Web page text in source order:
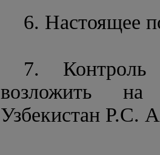
6. Настоящее
7. Контроль
возложить на
Узбекистан Р.С.